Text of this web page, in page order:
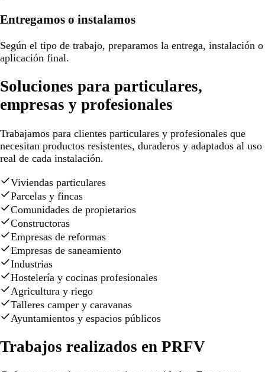
Entregamos o instalamos
Según el tipo de trabajo, preparamos la entrega, instalación o
aplicación final.
Soluciones para particulares,
empresas y profesionales
Trabajamos para clientes particulares y profesionales que
necesitan productos resistentes, duraderos y adaptados al uso
real de cada instalación.
Viviendas particulares
Parcelas y fincas
Comunidades de propietarios
Constructoras
Empresas de reformas
Empresas de saneamiento
Industrias
Hostelería y cocinas profesionales
Agricultura y riego
Talleres camper y caravanas
Ayuntamientos y espacios públicos
Trabajos realizados en PRFV